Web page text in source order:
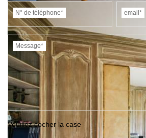
N° de téléphone* email*
Message*
Veuillez cocher la case